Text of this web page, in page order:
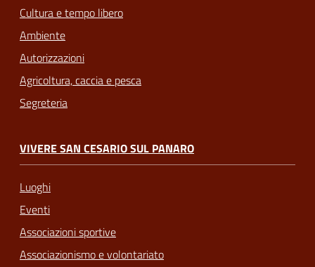
Cultura e tempo libero
Ambiente
Autorizzazioni
Agricoltura, caccia e pesca
Segreteria
VIVERE SAN CESARIO SUL PANARO
Luoghi
Eventi
Associazioni sportive
Associazionismo e volontariato